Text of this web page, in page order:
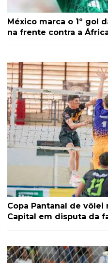
México marca o 1º gol
na frente contra a
Copa Pantanal de vôlei
Capital em disputa da